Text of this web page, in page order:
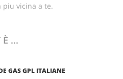
piu vicina a te.
È ...
GAS GPL ITALIANE